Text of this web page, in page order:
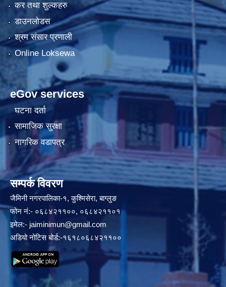
कर तथा शुल्कहरु
डाउनलोडस
श्रम संसार प्रणाली
Online Loksewa
eGov services
घटना दर्ता
सामाजिक सुरक्षा
नागरिक वडापत्र
सम्पर्क विवरण
जैमिनी नगरपालिका-१, कुश्मिसेरा, बाग्लुङ
फोन नं:- ०६८४२११००, ०६८४२११०१
इमेल:- jaiminimun@gmail.com
अडियो नोटिस बोर्ड:-१६१८०६८४२११००